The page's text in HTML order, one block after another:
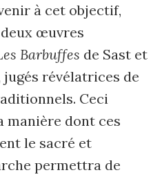
à cet objectif,
œuvres
Barbuffes de Sast et
révélatrices de
Ceci
manière dont ces
le sacré et
permettra de